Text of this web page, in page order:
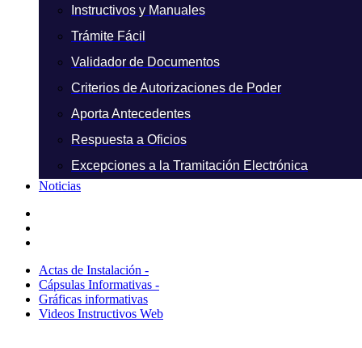
Instructivos y Manuales
Trámite Fácil
Validador de Documentos
Criterios de Autorizaciones de Poder
Aporta Antecedentes
Respuesta a Oficios
Excepciones a la Tramitación Electrónica
Noticias
Actas de Instalación -
Cápsulas Informativas -
Gráficas informativas
Videos Instructivos Web